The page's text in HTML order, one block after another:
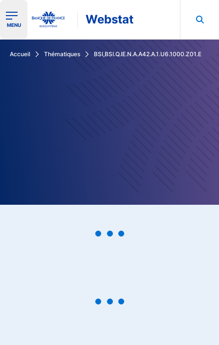
Ouvrir le menu de navigation
MENU Webstat
Accueil Thématiques BSI,BSI.Q.IE.N.A.A42.A.1.U6.1000.Z01.E